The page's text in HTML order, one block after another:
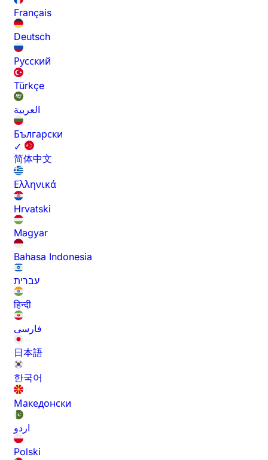
Français
Deutsch
Русский
Türkçe
العربية
Български
✓
简体中文
Ελληνικά
Hrvatski
Magyar
Bahasa Indonesia
עברית
हिन्दी
فارسی
日本語
한국어
Македонски
اردو
Polski